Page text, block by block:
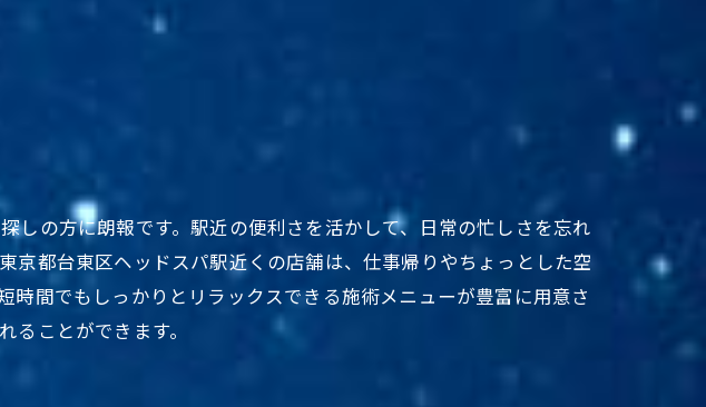
日常体験
めて
ックス
癒しの場
手軽な癒し
きる台東区
しを堪能
の方に朗報です。駅近の便利さを活かして、日常の忙しさを忘れ
京都台東区ヘッドスパ駅近くの店舗は、仕事帰りやちょっとした空
間でもしっかりとリラックスできる施術メニューが豊富に用意さ
ことができます。